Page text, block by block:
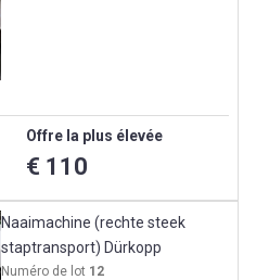
Offre la plus élevée
€ 110
Naaimachine (rechte steek
staptransport) Dürkopp
Numéro de lot 12